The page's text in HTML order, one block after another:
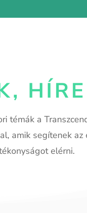
témák a
amik segítenek
elérni.